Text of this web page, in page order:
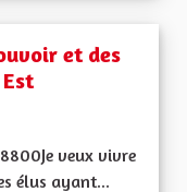
et des
veux vivre
élus ayant...